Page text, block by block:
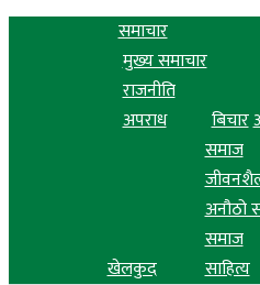
समाचार
मुख्य समाचार
राजनीति
अपराध
बिचार
खेलकुद
समाज
अनौठो
समाज
साहित्य